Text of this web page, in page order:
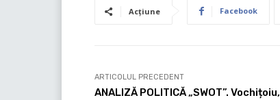
Acțiune Facebook
ARTICOLUL PRECEDENT
ANALIZĂ POLITICĂ „SWOT”. Vochițoiu,